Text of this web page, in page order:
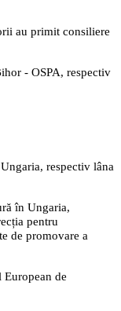
au primit consiliere
- OSPA, respectiv
respectiv lâna
în Ungaria,
pentru
de promovare a
de